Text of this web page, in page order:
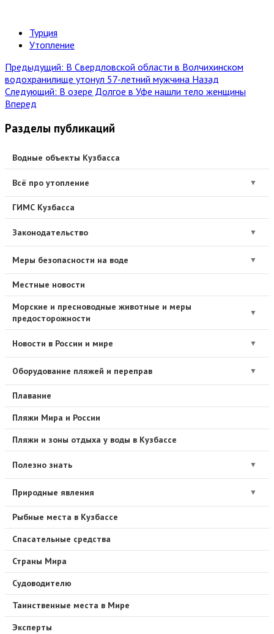
Турция
Утопление
Предыдущий: В Свердловской области в Волчихинском
водохранилище утонул 57-летний мужчина Назад
Следующий: В озере Долгое в Уфе нашли тело женщины
Вперед
Разделы публикаций
Водные объекты Кузбасса
Всё про утопление ▼
ГИМС Кузбасса
Законодательство ▼
Меры безопасности на воде ▼
Местные новости
Морские и пресноводные животные и меры
предосторожности
▼
Новости в России и мире ▼
Оборудование пляжей и переправ ▼
Плавание
Пляжи Мира и России
Пляжи и зоны отдыха у воды в Кузбассе
Полезно знать ▼
Природные явления ▼
Рыбные места в Кузбассе
Спасательные средства
Страны Мира
Судоводителю
Таинственные места в Мире
Эксперты